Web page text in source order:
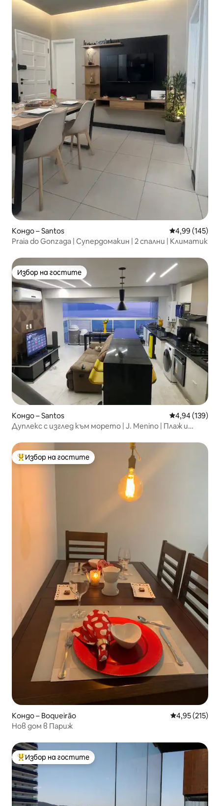
Кондо – Santos Средна
4,99 (145)
Praia do Gonzaga | Супердомакин | 2 спални | Климатик
Избор на гостите
Избор на гостите
Кондо – Santos Средна
4,94 (139)
Дуплекс с изглед към морето | J. Menino | Плаж и
Най-популярен избор на гостите
Избор на гостите
Кондо – Boqueirão Средна
4,95 (215)
Нов дом в Париж
Най-популярен избор на гостите
Избор на гостите